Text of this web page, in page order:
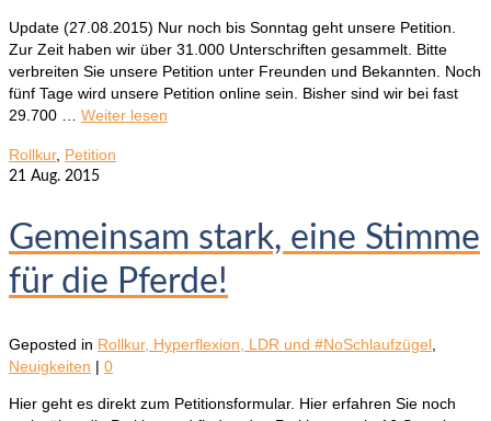
Update (27.08.2015) Nur noch bis Sonntag geht unsere Petition.
Zur Zeit haben wir über 31.000 Unterschriften gesammelt. Bitte
verbreiten Sie unsere Petition unter Freunden und Bekannten. Noch
fünf Tage wird unsere Petition online sein. Bisher sind wir bei fast
29.700 … Weiter lesen
Rollkur, Petition
21 Aug. 2015
Gemeinsam stark, eine Stimme
für die Pferde!
Geposted in Rollkur, Hyperflexion, LDR und #NoSchlaufzügel
Neuigkeiten | 0
Hier geht es direkt zum Petitionsformular. Hier erfahren Sie noch